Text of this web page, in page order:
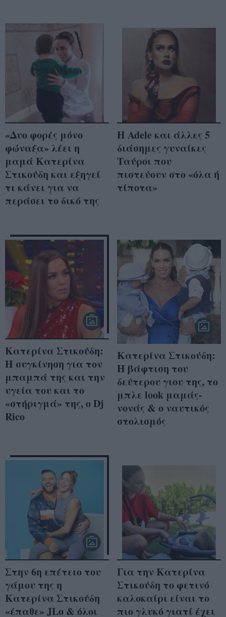
«Δυο φορές μόνο
φώναξα» λέει η
μαμά Κατερίνα
Στικούδη και εξηγεί
τι κάνει για να
περάσει το δικό της
Η Adele και άλλες 5
διάσημες γυναίκες
Ταύροι που
πιστεύουν στο «όλα ή
τίποτα»
Κατερίνα Στικούδη:
Η συγκίνηση για τον
μπαμπά της και την
υγεία του και το
«στήριγμά» της, ο Dj
Rico
Κατερίνα Στικούδη:
Η βάφτιση του
δεύτερου γιου της, το
μπλε look μαμάς-
νονάς & ο ναυτικός
στολισμός
Στην 6η επέτειο του
γάμου της η
Κατερίνα Στικούδη
«έπαθε» JLo & όλοι
Για την Κατερίνα
Στικούδη το φετινό
καλοκαίρι είναι το
πιο γλυκό γιατί έχει